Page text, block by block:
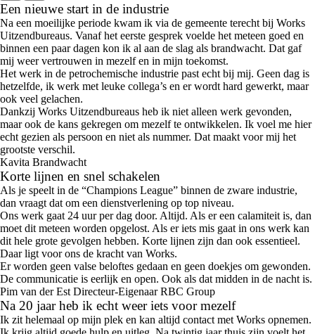
Een nieuwe start in de industrie
Na een moeilijke periode kwam ik via de gemeente terecht bij Works
Uitzendbureaus. Vanaf het eerste gesprek voelde het meteen goed en
binnen een paar dagen kon ik al aan de slag als brandwacht. Dat gaf
mij weer vertrouwen in mezelf en in mijn toekomst.
Het werk in de petrochemische industrie past echt bij mij. Geen dag is
hetzelfde, ik werk met leuke collega’s en er wordt hard gewerkt, maar
ook veel gelachen.
Dankzij Works Uitzendbureaus heb ik niet alleen werk gevonden,
maar ook de kans gekregen om mezelf te ontwikkelen. Ik voel me hier
echt gezien als persoon en niet als nummer. Dat maakt voor mij het
grootste verschil.
Kavita Brandwacht
Korte lijnen en snel schakelen
Als je speelt in de “Champions League” binnen de zware industrie,
dan vraagt dat om een dienstverlening op top niveau.
Ons werk gaat 24 uur per dag door. Altijd. Als er een calamiteit is, dan
moet dit meteen worden opgelost. Als er iets mis gaat in ons werk kan
dit hele grote gevolgen hebben. Korte lijnen zijn dan ook essentieel.
Daar ligt voor ons de kracht van Works.
Er worden geen valse beloftes gedaan en geen doekjes om gewonden.
De communicatie is eerlijk en open. Ook als dat midden in de nacht is.
Pim van der Est Directeur-Eigenaar RBC Group
Na 20 jaar heb ik echt weer iets voor mezelf
Ik zit helemaal op mijn plek en kan altijd contact met Works opnemen.